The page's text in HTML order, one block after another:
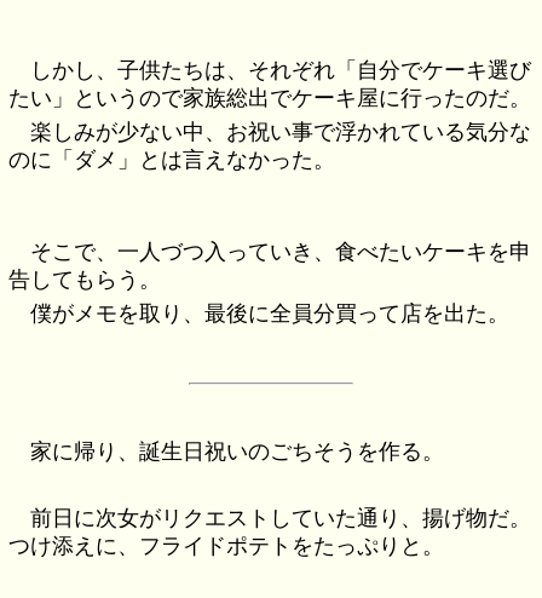
しかし、子供たちは、それぞれ「自分でケーキ選び
たい」というので家族総出でケーキ屋に行ったのだ。
楽しみが少ない中、お祝い事で浮かれている気分な
のに「ダメ」とは言えなかった。
そこで、一人づつ入っていき、食べたいケーキを申
告してもらう。
僕がメモを取り、最後に全員分買って店を出た。
家に帰り、誕生日祝いのごちそうを作る。
前日に次女がリクエストしていた通り、揚げ物だ。
つけ添えに、フライドポテトをたっぷりと。